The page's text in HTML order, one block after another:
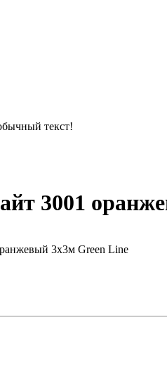
текст!
3001
3х3м Green Line